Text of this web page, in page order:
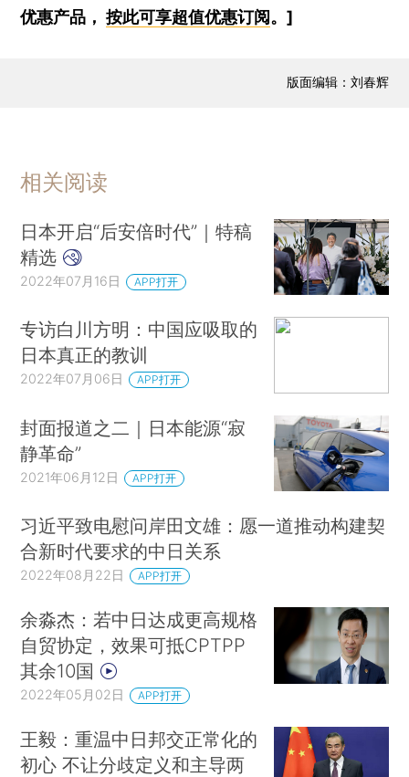
优惠产品，按此可享超值优惠订阅 。]
版面编辑：刘春辉
相关阅读
日本开启“后安倍时代”｜特稿
精选
2022年07月16日 APP打开
专访白川方明：中国应吸取的
日本真正的教训
2022年07月06日 APP打开
封面报道之二｜日本能源“寂
静革命”
2021年06月12日 APP打开
习近平致电慰问岸田文雄：愿一道推动构建契
合新时代要求的中日关系
2022年08月22日 APP打开
余淼杰：若中日达成更高规格
自贸协定，效果可抵CPTPP
其余10国
2022年05月02日 APP打开
王毅：重温中日邦交正常化的
初心 不让分歧定义和主导两